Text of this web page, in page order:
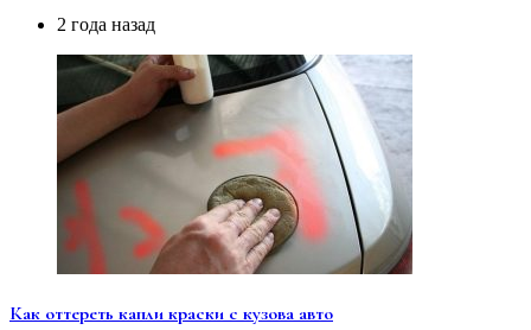
2 года назад
Как оттереть капли краски с кузова авто